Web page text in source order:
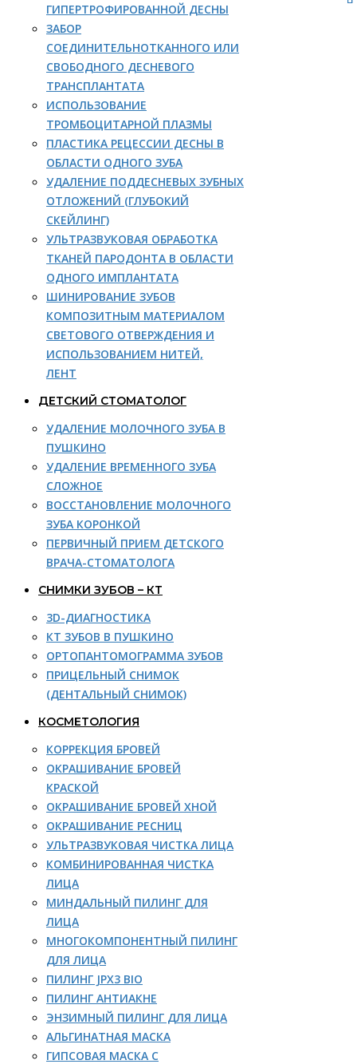
ГИПЕРТРОФИРОВАННОЙ ДЕСНЫ
ЗАБОР
СОЕДИНИТЕЛЬНОТКАННОГО ИЛИ
СВОБОДНОГО ДЕСНЕВОГО
ТРАНСПЛАНТАТА
ИСПОЛЬЗОВАНИЕ
ТРОМБОЦИТАРНОЙ ПЛАЗМЫ
ПЛАСТИКА РЕЦЕССИИ ДЕСНЫ В
ОБЛАСТИ ОДНОГО ЗУБА
УДАЛЕНИЕ ПОДДЕСНЕВЫХ ЗУБНЫХ
ОТЛОЖЕНИЙ (ГЛУБОКИЙ
СКЕЙЛИНГ)
УЛЬТРАЗВУКОВАЯ ОБРАБОТКА
ТКАНЕЙ ПАРОДОНТА В ОБЛАСТИ
ОДНОГО ИМПЛАНТАТА
ШИНИРОВАНИЕ ЗУБОВ
КОМПОЗИТНЫМ МАТЕРИАЛОМ
СВЕТОВОГО ОТВЕРЖДЕНИЯ И
ИСПОЛЬЗОВАНИЕМ НИТЕЙ,
ЛЕНТ
ДЕТСКИЙ СТОМАТОЛОГ
УДАЛЕНИЕ МОЛОЧНОГО ЗУБА В
ПУШКИНО
УДАЛЕНИЕ ВРЕМЕННОГО ЗУБА
СЛОЖНОЕ
ВОССТАНОВЛЕНИЕ МОЛОЧНОГО
ЗУБА КОРОНКОЙ
ПЕРВИЧНЫЙ ПРИЕМ ДЕТСКОГО
ВРАЧА-СТОМАТОЛОГА
СНИМКИ ЗУБОВ – КТ
3D-ДИАГНОСТИКА
КТ ЗУБОВ В ПУШКИНО
ОРТОПАНТОМОГРАММА ЗУБОВ
ПРИЦЕЛЬНЫЙ СНИМОК
(ДЕНТАЛЬНЫЙ СНИМОК)
КОСМЕТОЛОГИЯ
КОРРЕКЦИЯ БРОВЕЙ
ОКРАШИВАНИЕ БРОВЕЙ
КРАСКОЙ
ОКРАШИВАНИЕ БРОВЕЙ ХНОЙ
ОКРАШИВАНИЕ РЕСНИЦ
УЛЬТРАЗВУКОВАЯ ЧИСТКА ЛИЦА
КОМБИНИРОВАННАЯ ЧИСТКА
ЛИЦА
МИНДАЛЬНЫЙ ПИЛИНГ ДЛЯ
ЛИЦА
МНОГОКОМПОНЕНТНЫЙ ПИЛИНГ
ДЛЯ ЛИЦА
ПИЛИНГ JPX3 BIO
ПИЛИНГ АНТИАКНЕ
ЭНЗИМНЫЙ ПИЛИНГ ДЛЯ ЛИЦА
АЛЬГИНАТНАЯ МАСКА
ГИПСОВАЯ МАСКА С